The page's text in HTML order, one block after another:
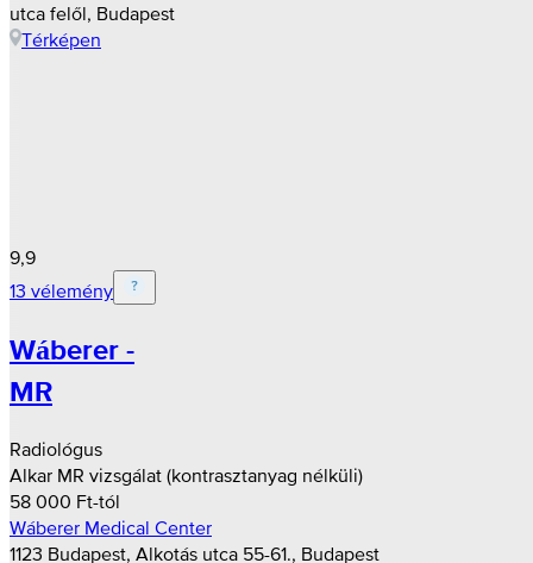
utca felől, Budapest
Térképen
9,9
13 vélemény
Wáberer -
MR
Radiológus
Alkar MR vizsgálat (kontrasztanyag nélküli)
58 000 Ft-tól
Wáberer Medical Center
1123 Budapest, Alkotás utca 55-61., Budapest